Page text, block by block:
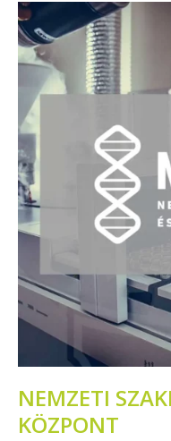
NEMZETI
KÖZPONT